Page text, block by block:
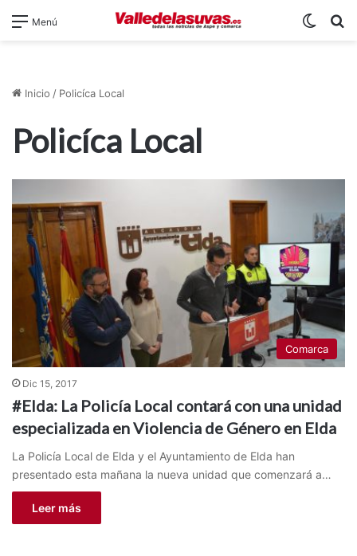
Menú
Inicio / Policíca Local
Policíca Local
Comarca
Dic 15, 2017
#Elda: La Policía Local contará con una unidad
especializada en Violencia de Género en Elda
La Policía Local de Elda y el Ayuntamiento de Elda han
presentado esta mañana la nueva unidad que comenzará a…
Leer más